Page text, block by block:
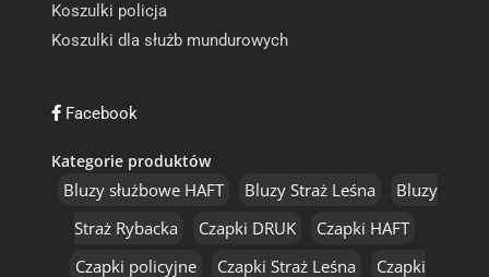
Koszulki policja
Koszulki dla służb mundurowych
Facebook
Kategorie produktów
Bluzy służbowe HAFT Bluzy Straż Leśna
Bluzy
Straż Rybacka
Czapki DRUK
Czapki HAFT
Czapki policyjne
Czapki Straż Leśna
Czapki